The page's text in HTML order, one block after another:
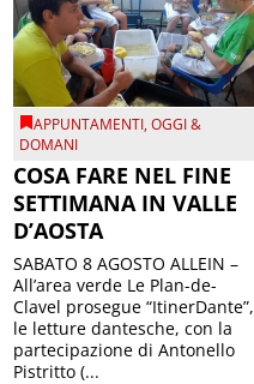
APPUNTAMENTI,OGGI &
DOMANI
COSA FARE NEL FINE
SETTIMANA IN VALLE
D’AOSTA
SABATO 8 AGOSTO ALLEIN –
All’area verde Le Plan-de-
Clavel prosegue “ItinerDante”,
le letture dantesche, con la
partecipazione di Antonello
Pistritto (...